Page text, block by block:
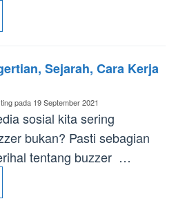
Sejarah, Cara Kerja
pada 19 September 2021
sosial kita sering
bukan? Pasti sebagian
tentang buzzer …